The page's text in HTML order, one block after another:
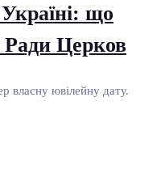
Україні: що
Ради Церков
власну ювілейну дату.